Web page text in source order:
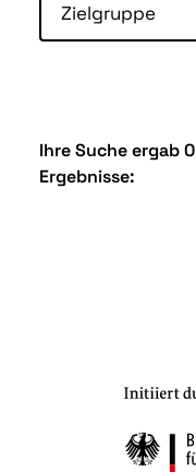
Zielgruppe
Ihre Suche ergab 0
Ergebnisse: